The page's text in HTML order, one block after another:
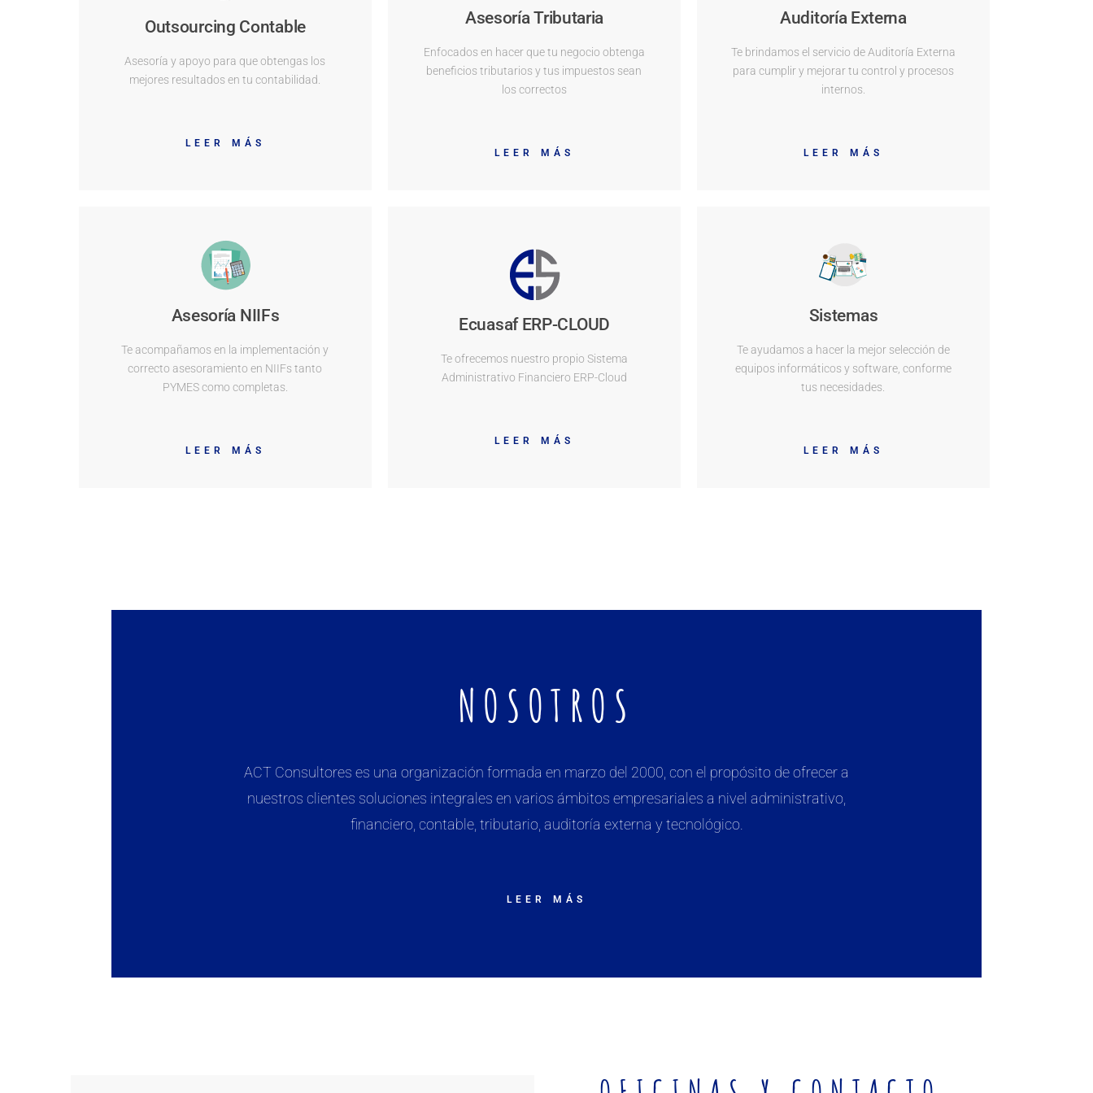
Outsourcing Contable
Asesoría y apoyo para que obtengas los
mejores resultados en tu contabilidad.
LEER MÁS
Asesoría Tributaria
Enfocados en hacer que tu negocio obtenga
beneficios tributarios y tus impuestos sean
los correctos
LEER MÁS
Auditoría Externa
Te brindamos el servicio de Auditoría Externa
para cumplir y mejorar tu control y procesos
internos.
LEER MÁS
Asesoría NIIFs
Te acompañamos en la implementación y
correcto asesoramiento en NIIFs tanto
PYMES como completas.
LEER MÁS
Ecuasaf ERP-CLOUD
Te ofrecemos nuestro propio Sistema
Administrativo Financiero ERP-Cloud
LEER MÁS
Sistemas
Te ayudamos a hacer la mejor selección de
equipos informáticos y software, conforme
tus necesidades.
LEER MÁS
NOSOTROS
ACT Consultores es una organización formada en marzo del 2000, con el propósito de ofrecer a
nuestros clientes soluciones integrales en varios ámbitos empresariales a nivel administrativo,
financiero, contable, tributario, auditoría externa y tecnológico.
LEER MÁS